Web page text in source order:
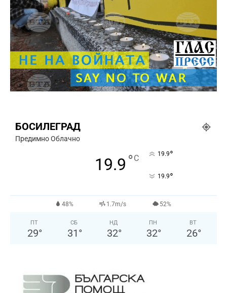
БОСИЛЕГРАД
Предимно Облачно
19.9 °C 19.9°
19.9°
48% 1.7m/s 52%
ПТ
29°
СБ
31 °
НД
32°
ПН
32°
ВТ
26°